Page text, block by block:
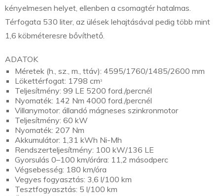
kényelmesen helyet, ellenben a csomagtér hatalmas.
Térfogata 530 liter, az ülések lehajtásával pedig több mint
1,6 köbméteresre bővíthető.
ADATOK
Méretek (h., sz., m., ttáv): 4595/1760/1485/2600 mm
Lökettérfogat: 1798 cmᵌ
Teljesítmény: 99 LE 5200 ford./percnél
Nyomaték: 142 Nm 4000 ford./percnél
Villanymotor: állandó mágneses szinkronmotor
Teljesítmény: 60 kW
Nyomaték: 207 Nm
Akkumulátor: 1,31 kWh Ni-Mh
Rendszerteljesítmény: 100 kW/136 LE
Gyorsulás 0–100 km/órára: 11,2 másodperc
Végsebesség: 180 km/óra
Vegyes fogyasztás: 3,6 l/100 km
Tesztfogyasztás: 5 l/100 km